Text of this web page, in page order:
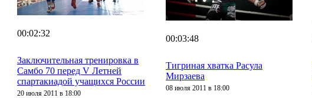
00:02:32
Заключительная тренировка в
Самбо 70 перед V Летней
спартакиадой учащихся России
20 июля 2011 в 18:00
00:03:48
Тигриная хватка Расула
Мирзаева
08 июля 2011 в 18:00